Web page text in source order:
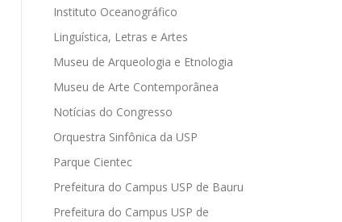
Instituto Oceanográfico
Linguística, Letras e Artes
Museu de Arqueologia e Etnologia
Museu de Arte Contemporânea
Notícias do Congresso
Orquestra Sinfônica da USP
Parque Cientec
Prefeitura do Campus USP de Bauru
Prefeitura do Campus USP de